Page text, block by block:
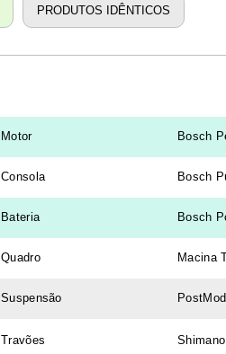
PRODUTOS IDÊNTICOS
Motor Bosch
Consola Bosch
Bateria Bosch
Quadro Macina
Suspensão
Travões